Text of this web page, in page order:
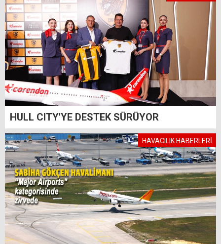
HULL CITY'YE DESTEK SÜRÜYOR
HAVACILIK HABERLERİ